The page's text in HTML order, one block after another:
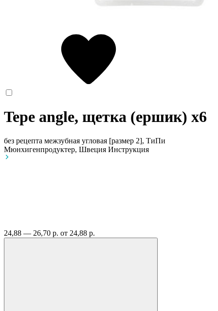
Tepe angle, щетка (ершик) x6
без рецепта межзубная угловая [размер 2], ТиПи
Мюнхигенпродуктер, Швеция Инструкция
24,88 — 26,70 р. от 24,88 р.